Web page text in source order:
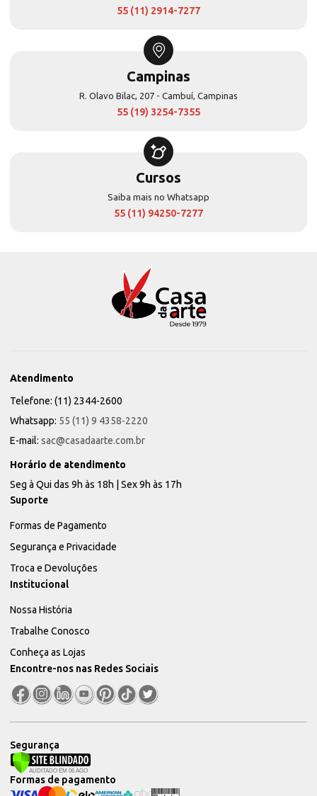
55 (11) 2914-7277
Campinas
R. Olavo Bilac, 207 - Cambuí, Campinas
55 (19) 3254-7355
Cursos
Saiba mais no Whatsapp
55 (11) 94250-7277
Atendimento
Telefone: (11) 2344-2600
Whatsapp: 55 (11) 9 4358-2220
E-mail: sac@casadaarte.com.br
Horário de atendimento
Seg à Qui das 9h às 18h | Sex 9h às 17h
Suporte
Formas de Pagamento
Segurança e Privacidade
Troca e Devoluções
Institucional
Nossa História
Trabalhe Conosco
Conheça as Lojas
Encontre-nos nas Redes Sociais
Segurança
Formas de pagamento